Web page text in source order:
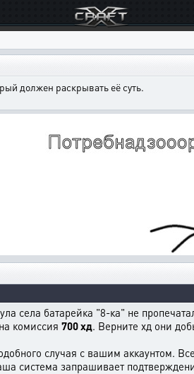
должен раскрывать её суть.
села батарейка "8-ка" не
комиссия 700 хд. Верните хд они
случая с вашим аккаунтом.
система запрашивает